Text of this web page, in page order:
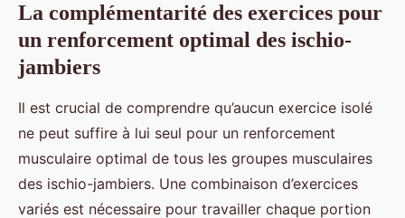
La complémentarité des exercices pour
un renforcement optimal des ischio-
jambiers
Il est crucial de comprendre qu’aucun exercice isolé
ne peut suffire à lui seul pour un renforcement
musculaire optimal de tous les groupes musculaires
des ischio-jambiers. Une combinaison d’exercices
variés est nécessaire pour travailler chaque portion